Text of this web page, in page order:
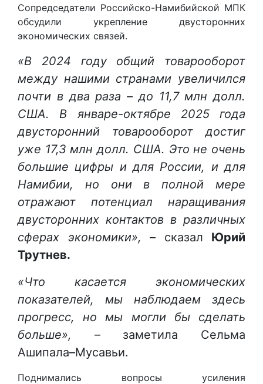
Сопредседатели Российско-Намибийской МПК
обсудили укрепление двусторонних
экономических связей.
«В 2024 году общий товарооборот
между нашими странами увеличился
почти в два раза – до 11,7 млн долл.
США. В январе-октябре 2025 года
двусторонний товарооборот достиг
уже 17,3 млн долл. США. Это не очень
большие цифры и для России, и для
Намибии, но они в полной мере
отражают потенциал наращивания
двусторонних контактов в различных
сферах экономики», – сказал Юрий
Трутнев.
«Что касается экономических
показателей, мы наблюдаем здесь
прогресс, но мы могли бы сделать
больше», – заметила Сельма
Ашипала–Мусавьи.
Поднимались вопросы усиления